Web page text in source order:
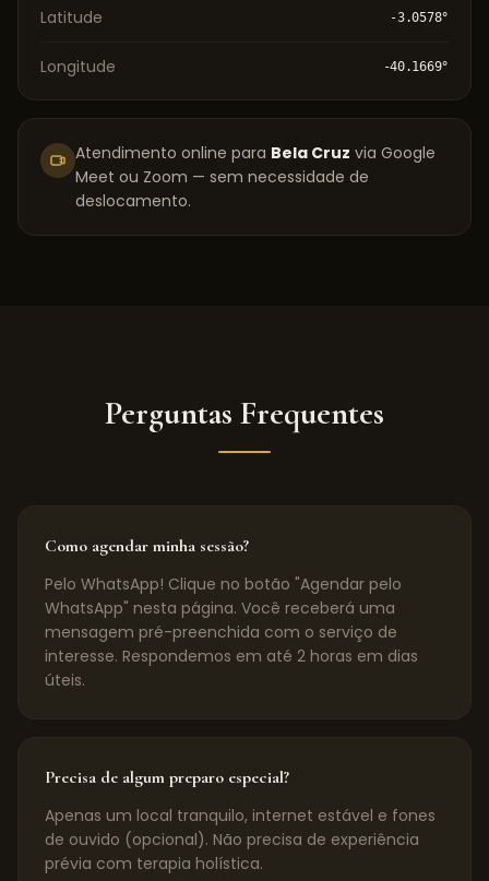
Latitude -3.0578°
Longitude -40.1669°
Atendimento online para Bela Cruz via Google
Meet ou Zoom — sem necessidade de
deslocamento.
Perguntas Frequentes
Como agendar minha sessão?
Pelo WhatsApp! Clique no botão "Agendar pelo
WhatsApp" nesta página. Você receberá uma
mensagem pré-preenchida com o serviço de
interesse. Respondemos em até 2 horas em dias
úteis.
Precisa de algum preparo especial?
Apenas um local tranquilo, internet estável e fones
de ouvido (opcional). Não precisa de experiência
prévia com terapia holística.